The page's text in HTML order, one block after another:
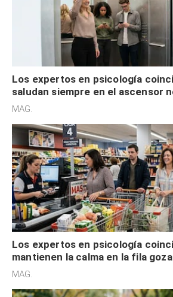
Los expertos en psicología
saludan siempre en el ascensor
defensiva y tienen apertura social
MAG.
Los expertos en psicología
mantienen la calma en la fila
cognitiva, gratitud y no solo
MAG.